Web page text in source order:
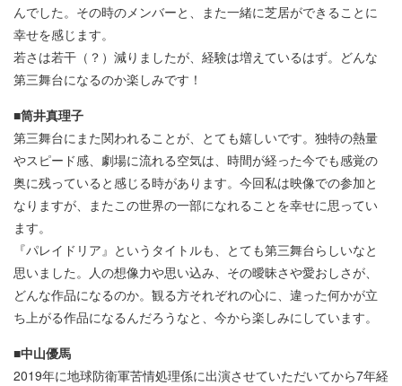
んでした。その時のメンバーと、また一緒に芝居ができることに
幸せを感じます。
若さは若干（？）減りましたが、経験は増えているはず。どんな
第三舞台になるのか楽しみです！
■筒井真理子
第三舞台にまた関われることが、とても嬉しいです。独特の熱量
やスピード感、劇場に流れる空気は、時間が経った今でも感覚の
奥に残っていると感じる時があります。今回私は映像での参加と
なりますが、またこの世界の一部になれることを幸せに思ってい
ます。
『パレイドリア』というタイトルも、とても第三舞台らしいなと
思いました。人の想像力や思い込み、その曖昧さや愛おしさが、
どんな作品になるのか。観る方それぞれの心に、違った何かが立
ち上がる作品になるんだろうなと、今から楽しみにしています。
■中山優馬
2019年に地球防衛軍苦情処理係に出演させていただいてから7年経